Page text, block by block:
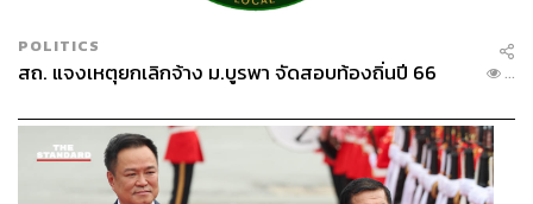
POLITICS
สถ. แจงเหตุยกเลิกจ้าง ม.บูรพา จัดสอบท้องถิ่นปี 66 ...